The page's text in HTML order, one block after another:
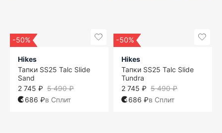
-50%
Hikes
Тапки SS25 Talc Slide
Sand
5 490 ₽
2 745 ₽
686 ₽в Сплит
-50%
Hikes
Тапки SS25 Talc Slide
Tundra
5 490 ₽
2 745 ₽
686 ₽в Сплит